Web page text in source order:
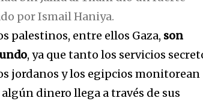
por Ismail Haniya.
palestinos, entre ellos Gaza, son
, ya que tanto los servicios
jordanos y los egipcios monitorean
dinero llega a través de sus